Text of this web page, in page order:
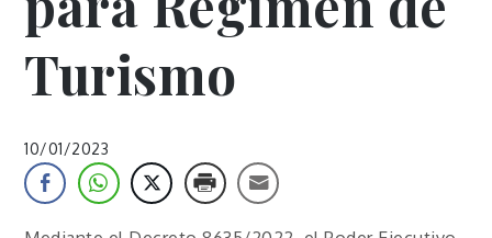
Turismo
10/01/2023